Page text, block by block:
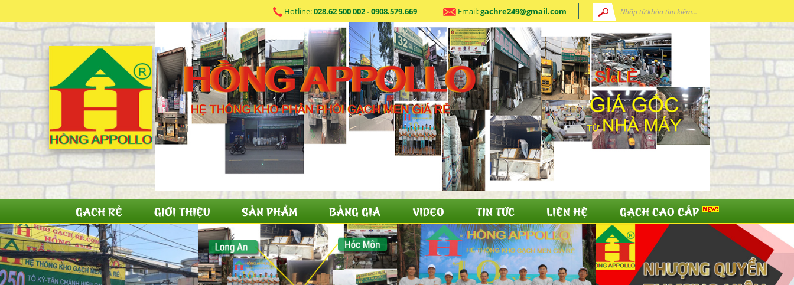
Hotline:028.62 500 002 - 0908.579.669 Email:gachre249@gmail.com
GẠCH RẺ GIỚI THIỆU SẢN PHẨM BẢNG GIÁ VIDEO TIN TỨC LIÊN HỆ GẠCH CAO CẤP